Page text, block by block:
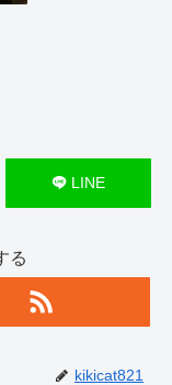
LINE
る
kikicat821